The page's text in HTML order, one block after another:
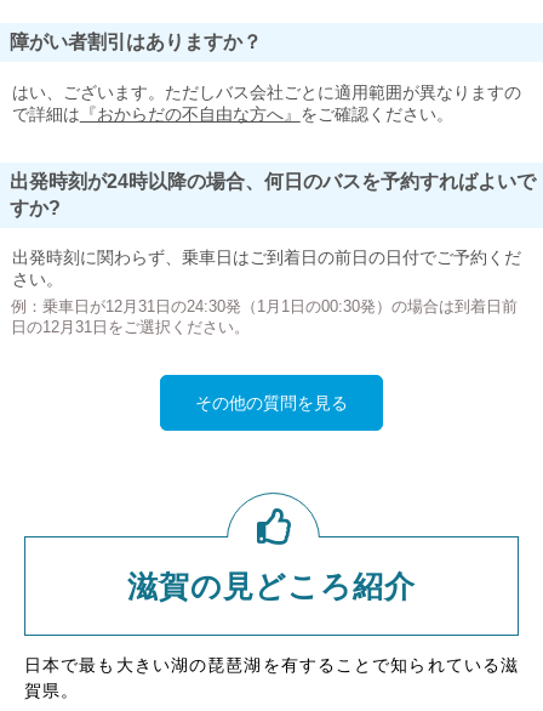
障がい者割引はありますか？
はい、ございます。ただしバス会社ごとに適用範囲が異なりますの
で詳細は 『おからだの不自由な方へ』 をご確認ください。
出発時刻が24時以降の場合、何日のバスを予約すればよいで
すか?
出発時刻に関わらず、乗車日はご到着日の前日の日付でご予約くだ
さい。
例：乗車日が12月31日の24:30発（1月1日の00:30発）の場合は到着日前
日の12月31日をご選択ください。
その他の質問を見る
滋賀の見どころ紹介
日本で最も大きい湖の琵琶湖を有することで知られている滋
賀県。